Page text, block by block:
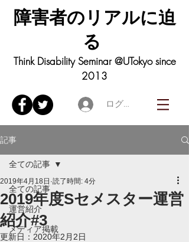
障害者の リアルに迫
る
Think Disability Seminar @UTokyo since
2013
ログイン
記事
全ての記事
運営紹介
メディア掲載
全ての記事
2019年度Sセメスター運営
紹介#3
2019年4月18日 読了時間: 4分
更新日： 2020年2月2日